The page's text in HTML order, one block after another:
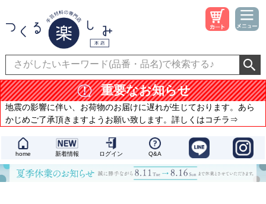
重要なお知らせ
地震の影響に伴い、お荷物のお届けに遅れが生じております。あら
かじめご了承頂きますようお願い致します。詳しくはコチラ⇒
home 新着情報 ログイン Q&A